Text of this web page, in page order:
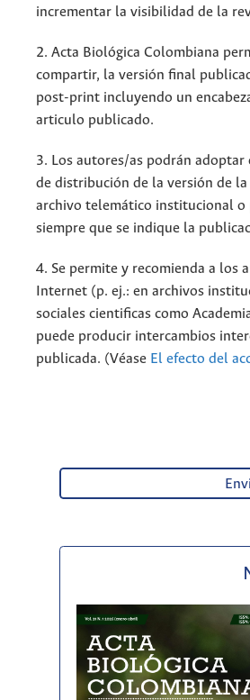
incrementar la visibilidad de la
2. Acta Biológica Colombiana
compartir, la versión final
post-print incluyendo un
articulo publicado.
3. Los autores/as podrán
de distribución de la versión de
archivo telemático institucional
siempre que se indique la
4. Se permite y recomienda a los
Internet (p. ej.: en archivos
sociales cientificas como
puede producir intercambios
publicada. (Véase El efecto del